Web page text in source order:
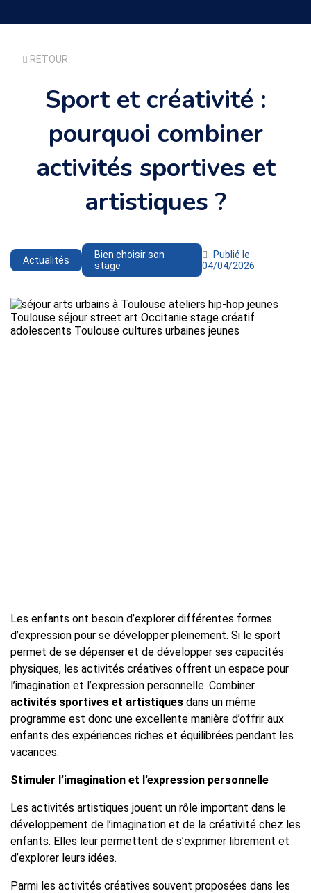
RETOUR
Sport et créativité :
pourquoi combiner
activités sportives et
artistiques ?
Actualités
Bien choisir son
stage
Publié le
04/04/2026
Les enfants ont besoin d’explorer différentes formes
d’expression pour se développer pleinement. Si le sport
permet de se dépenser et de développer ses capacités
physiques, les activités créatives offrent un espace pour
l’imagination et l’expression personnelle. Combiner
activités sportives et artistiques dans un même
programme est donc une excellente manière d’offrir aux
enfants des expériences riches et équilibrées pendant les
vacances.
Stimuler l’imagination et l’expression personnelle
Les activités artistiques jouent un rôle important dans le
développement de l’imagination et de la créativité chez les
enfants. Elles leur permettent de s’exprimer librement et
d’explorer leurs idées.
Parmi les activités créatives souvent proposées dans les